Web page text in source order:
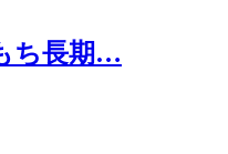
ち長期…